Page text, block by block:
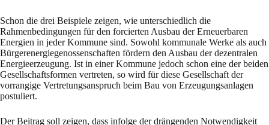
Schon die drei Beispiele zeigen, wie unterschiedlich die
Rahmenbedingungen für den forcierten Ausbau der Erneuerbaren
Energien in jeder Kommune sind. Sowohl kommunale Werke als auch
Bürgerenergiegenossenschaften fördern den Ausbau der dezentralen
Energieerzeugung. Ist in einer Kommune jedoch schon eine der beiden
Gesellschaftsformen vertreten, so wird für diese Gesellschaft der
vorrangige Vertretungsanspruch beim Bau von Erzeugungsanlagen
postuliert.
Der Beitrag soll zeigen, dass infolge der drängenden Notwendigkeit